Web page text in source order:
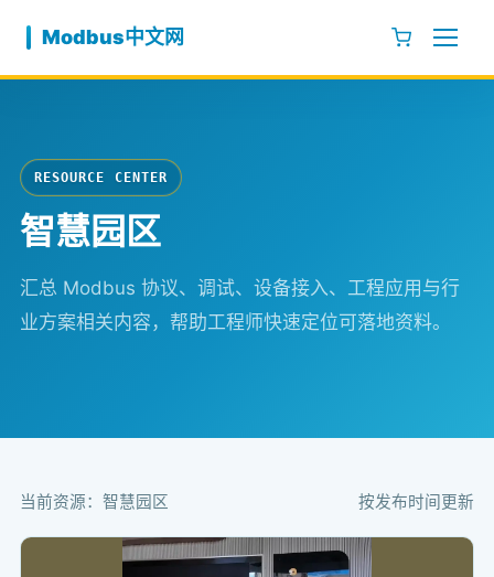
Modbus中文网
RESOURCE CENTER
智慧园区
汇总 Modbus 协议、调试、设备接入、工程应用与行
业方案相关内容，帮助工程师快速定位可落地资料。
当前资源：智慧园区 按发布时间更新